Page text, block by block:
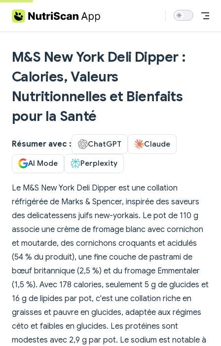
Skip to content
M&S New York Deli Dipper :
Calories, Valeurs
Nutritionnelles et Bienfaits
pour la Santé
Résumer avec : ChatGPT Claude
AI Mode Perplexity
Le M&S New York Deli Dipper est une collation
réfrigérée de Marks & Spencer, inspirée des saveurs
des delicatessens juifs new-yorkais. Le pot de 110 g
associe une crème de fromage blanc avec cornichon
et moutarde, des cornichons croquants et acidulés
(54 % du produit), une fine couche de pastrami de
bœuf britannique (2,5 %) et du fromage Emmentaler
(1,5 %). Avec 178 calories, seulement 5 g de glucides et
16 g de lipides par pot, c'est une collation riche en
graisses et pauvre en glucides, adaptée aux régimes
céto et faibles en glucides. Les protéines sont
modestes avec 2,9 g par pot. Le sodium est notable à